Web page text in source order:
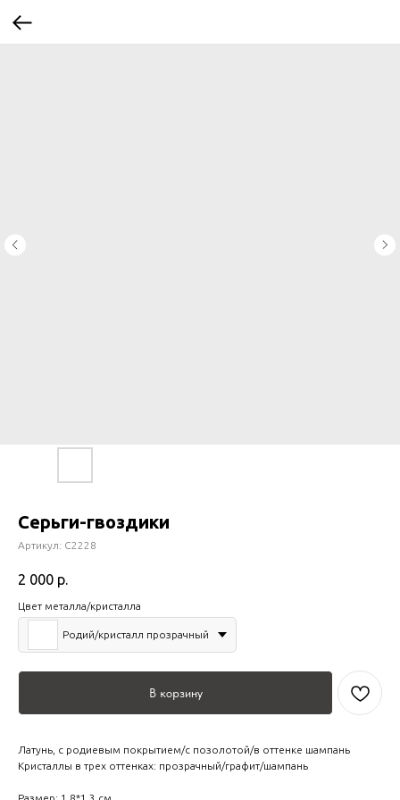
Серьги-гвоздики
Артикул: С2228
2 000 р.
Цвет металла/кристалла
Родий/кристалл прозрачный
В корзину
Латунь, с родиевым покрытием/с позолотой/в оттенке шампань
Кристаллы в трех оттенках: прозрачный/графит/шампань